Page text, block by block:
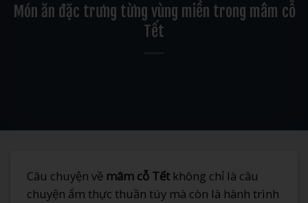
Món ăn đặc trưng từng vùng miền trong mâm cỗ
Tết
Câu chuyện về mâm cỗ Tết không chỉ là câu
chuyện ẩm thực thuần túy mà còn là hành trình